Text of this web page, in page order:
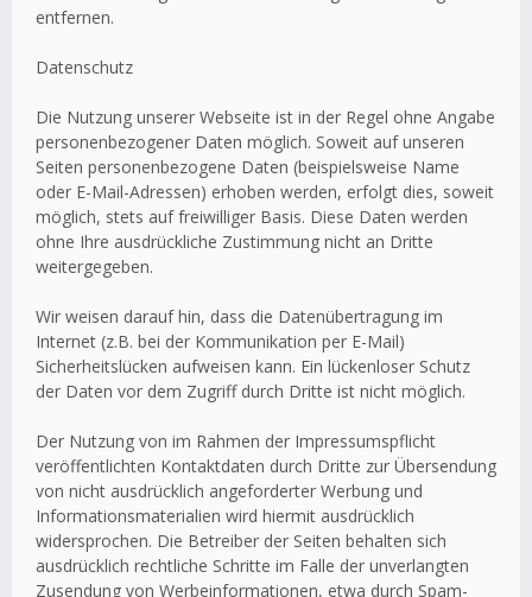
entfernen.
Datenschutz
Die Nutzung unserer Webseite ist in der Regel ohne Angabe
personenbezogener Daten möglich. Soweit auf unseren
Seiten personenbezogene Daten (beispielsweise Name
oder E-Mail-Adressen) erhoben werden, erfolgt dies, soweit
möglich, stets auf freiwilliger Basis. Diese Daten werden
ohne Ihre ausdrückliche Zustimmung nicht an Dritte
weitergegeben.
Wir weisen darauf hin, dass die Datenübertragung im
Internet (z.B. bei der Kommunikation per E-Mail)
Sicherheitslücken aufweisen kann. Ein lückenloser Schutz
der Daten vor dem Zugriff durch Dritte ist nicht möglich.
Der Nutzung von im Rahmen der Impressumspflicht
veröffentlichten Kontaktdaten durch Dritte zur Übersendung
von nicht ausdrücklich angeforderter Werbung und
Informationsmaterialien wird hiermit ausdrücklich
widersprochen. Die Betreiber der Seiten behalten sich
ausdrücklich rechtliche Schritte im Falle der unverlangten
Zusendung von Werbeinformationen, etwa durch Spam-